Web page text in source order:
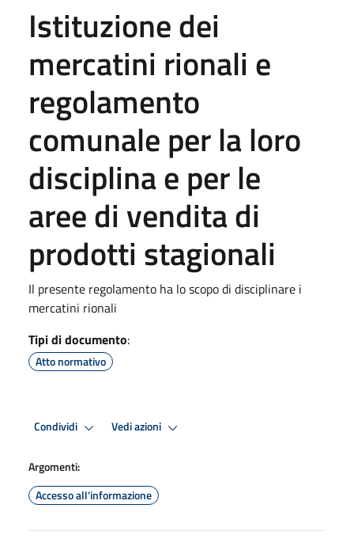
Istituzione dei
mercatini rionali e
regolamento
comunale per la loro
disciplina e per le
aree di vendita di
prodotti stagionali
Il presente regolamento ha lo scopo di disciplinare i
mercatini rionali
Tipi di documento:
Atto normativo
Condividi Vedi azioni
Argomenti:
Accesso all'informazione